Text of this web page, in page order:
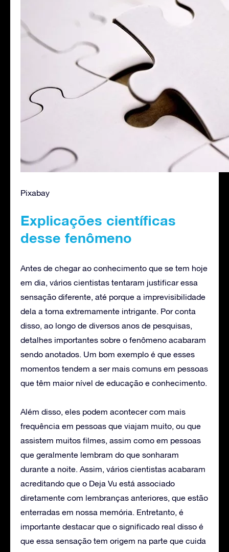
Pixabay
Explicações científicas
desse fenômeno
Antes de chegar ao conhecimento que se tem hoje
em dia, vários cientistas tentaram justificar essa
sensação diferente, até porque a imprevisibilidade
dela a torna extremamente intrigante. Por conta
disso, ao longo de diversos anos de pesquisas,
detalhes importantes sobre o fenômeno acabaram
sendo anotados. Um bom exemplo é que esses
momentos tendem a ser mais comuns em pessoas
que têm maior nível de educação e conhecimento.
Além disso, eles podem acontecer com mais
frequência em pessoas que viajam muito, ou que
assistem muitos filmes, assim como em pessoas
que geralmente lembram do que sonharam
durante a noite. Assim, vários cientistas acabaram
acreditando que o Deja Vu está associado
diretamente com lembranças anteriores, que estão
enterradas em nossa memória. Entretanto, é
importante destacar que o significado real disso é
que essa sensação tem origem na parte que cuida